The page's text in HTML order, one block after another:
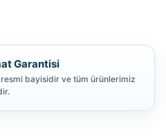
Garantisi
resmi bayisidir ve tüm ürünlerimiz